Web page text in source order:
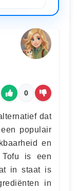
0
dat
populair
en
Tofu is een
in staat is
in